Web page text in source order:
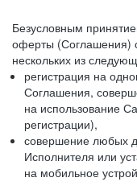
Безусловным
оферты (Соглашения)
нескольких из
регистрация на
Соглашения,
на использование
регистрации),
совершение любых
Исполнителя или
на мобильное